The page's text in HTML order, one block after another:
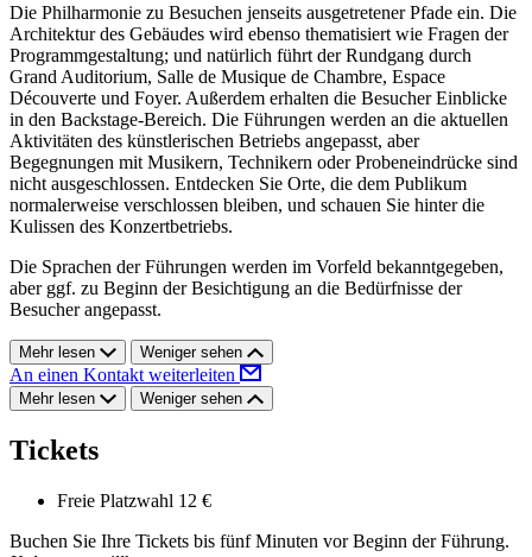
Die Philharmonie zu Besuchen jenseits ausgetretener Pfade ein. Die
Architektur des Gebäudes wird ebenso thematisiert wie Fragen der
Programmgestaltung; und natürlich führt der Rundgang durch
Grand Auditorium, Salle de Musique de Chambre, Espace
Découverte und Foyer. Außerdem erhalten die Besucher Einblicke
in den Backstage-Bereich. Die Führungen werden an die aktuellen
Aktivitäten des künstlerischen Betriebs angepasst, aber
Begegnungen mit Musikern, Technikern oder Probeneindrücke sind
nicht ausgeschlossen. Entdecken Sie Orte, die dem Publikum
normalerweise verschlossen bleiben, und schauen Sie hinter die
Kulissen des Konzertbetriebs.
Die Sprachen der Führungen werden im Vorfeld bekanntgegeben,
aber ggf. zu Beginn der Besichtigung an die Bedürfnisse der
Besucher angepasst.
Mehr lesen Weniger sehen
An einen Kontakt weiterleiten
Mehr lesen Weniger sehen
Tickets
Freie Platzwahl 12 €
Buchen Sie Ihre Tickets bis fünf Minuten vor Beginn der Führung.